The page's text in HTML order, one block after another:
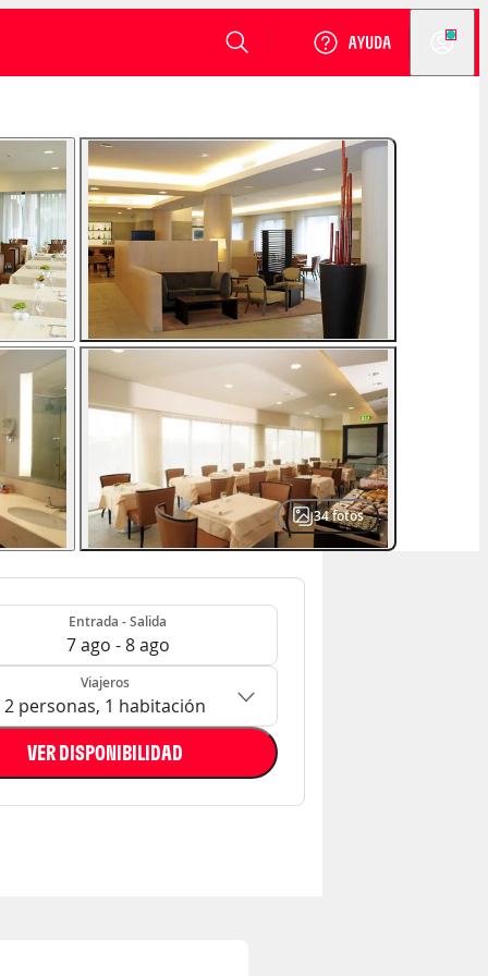
VER DISPONIBILIDAD
34fotos
Entrada - Salida
7 ago - 8 ago
2 personas, 1 habitación
Viajeros
2 personas, 1 habitación
VER DISPONIBILIDAD